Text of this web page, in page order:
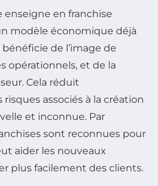
enseigne en franchise
modèle économique déjà
de l’image de
opérationnels, et de la
Cela réduit
associés à la création
et inconnue. Par
sont reconnues pour
aider les nouveaux
plus facilement des clients.